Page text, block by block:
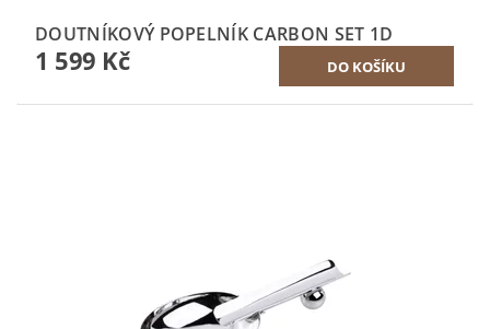
DOUTNÍKOVÝ POPELNÍK CARBON SET 1D
1 599 Kč